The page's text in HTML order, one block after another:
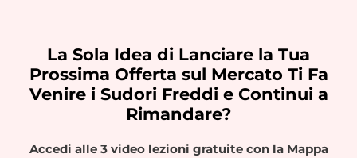
La Sola Idea di Lanciare la Tua
Prossima Offerta sul Mercato Ti Fa
Venire i Sudori Freddi e Continui a
Rimandare?
Accedi alle 3 video lezioni gratuite con la Mappa